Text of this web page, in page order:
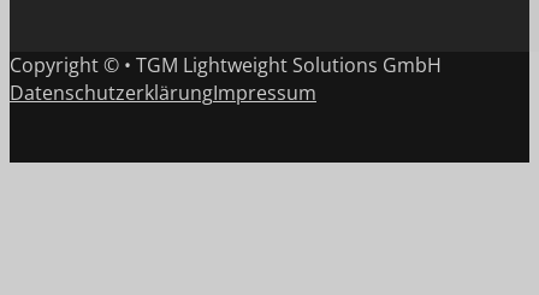
Copyright © • TGM Lightweight Solutions GmbH
DatenschutzerklärungImpressum